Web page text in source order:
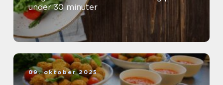
under 30 minuter
09. oktober 2025